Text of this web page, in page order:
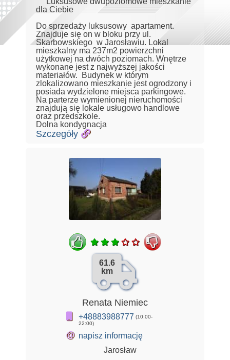
dla Ciebie
Do sprzedaży luksusowy apartament.
Znajduje się on w bloku przy ul.
Skarbowskiego w Jarosławiu. Lokal
mieszkalny ma 237m2 powierzchni
użytkowej na dwóch poziomach. Wnętrze
wykonane jest z najwyższej jakości
materiałów. Budynek w którym
zlokalizowano mieszkanie jest ogrodzony i
posiada wydzielone miejsca parkingowe.
Na parterze wymienionej nieruchomości
znajdują się lokale usługowo handlowe
oraz przedszkole.
Dolna kondygnacja
Szczegóły
61.6
km
Renata Niemiec
+48883988777 (10:00-
22:00)
@ napisz informację
Jarosław